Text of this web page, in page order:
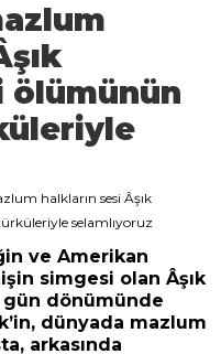
ölümünün
halkların sesi Âşık
selamlıyoruz
ve Amerikan
simgesi olan Âşık
gün dönümünde
dünyada mazlum
arkasında